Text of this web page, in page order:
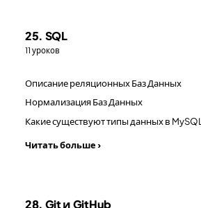
25. SQL
11 уроков
Описание реляционных Баз Данных
Нормализация Баз Данных
Какие существуют типы данных в MySQL
Читать больше ›
28. Git и GitHub